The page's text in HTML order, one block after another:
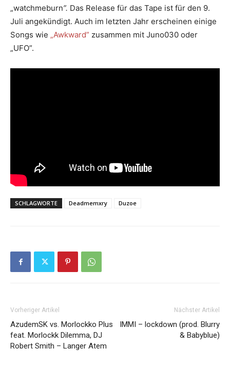
„watchmeburn”. Das Release für das Tape ist für den 9.
Juli angekündigt. Auch im letzten Jahr erscheinen einige
Songs wie „Awkward” zusammen mit Juno030 oder
„UFO”.
SCHLAGWORTE Deadmemxry Duzoe
Vorheriger Artikel
AzudemSK vs. Morlockko Plus
feat. Morlockk Dilemma, DJ
Robert Smith – Langer Atem
Nächster Artikel
IMMI – lockdown (prod. Blurry
& Babyblue)